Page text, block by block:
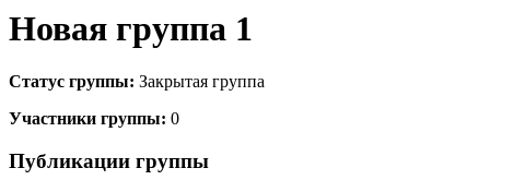
Новая группа 1
Статус группы: Закрытая группа
Участники группы: 0
Публикации группы